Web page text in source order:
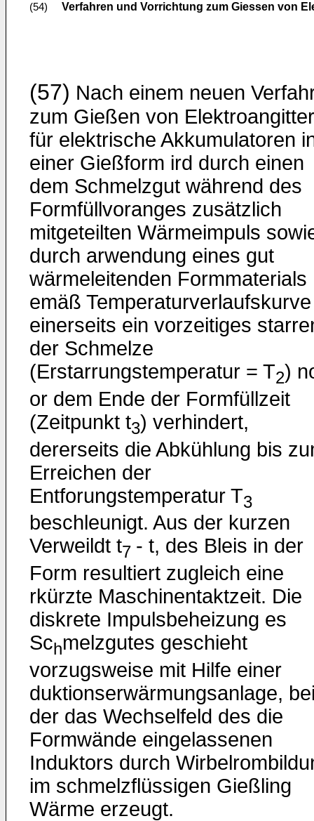
(54) Verfahren und Vorrichtung zum Giessen von
(57) Nach einem neuen
zum Gießen von
für elektrische Akkumulatoren
einer Gießform ird durch einen
dem Schmelzgut während des
Formfüllvoranges zusätzlich
mitgeteilten Wärmeimpuls
durch arwendung eines gut
wärmeleitenden Formmaterials
emäß
einerseits ein vorzeitiges
der Schmelze
(Erstarrungstemperatur = T2)
or dem Ende der Formfüllzeit
(Zeitpunkt t3) verhindert,
dererseits die Abkühlung bis
Erreichen der
Entforungstemperatur T3
beschleunigt. Aus der kurzen
Verweildt t7 - t, des Bleis in der
Form resultiert zugleich eine
rkürzte Maschinentaktzeit. Die
diskrete Impulsbeheizung es
Schmelzgutes geschieht
vorzugsweise mit Hilfe einer
duktionserwärmungsanlage,
der das Wechselfeld des die
Formwände eingelassenen
Induktors durch
im schmelzflüssigen Gießling
Wärme erzeugt.